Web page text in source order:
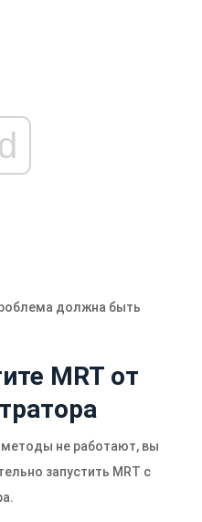
должна быть
MRT от
не работают, вы
запустить MRT с